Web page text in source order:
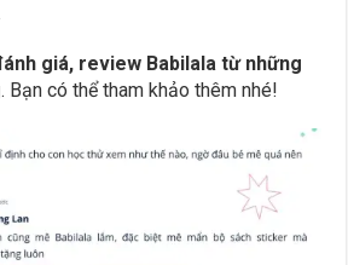
giá, review Babilala từ những
. Bạn có thể tham khảo thêm nhé!